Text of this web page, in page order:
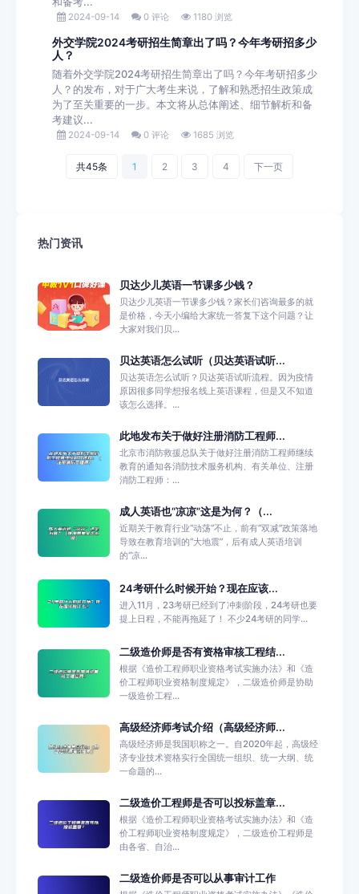
2024-09-14 0 评论 1180 浏览
外交学院2024考研招生简章出了吗？今年考研招多少
人？
随着外交学院2024考研招生简章出了吗？今年考研招多少
人？的发布，对于广大考生来说，了解和熟悉招生政策成
为了至关重要的一步。本文将从总体阐述、细节解析和备
考建议...
2024-09-14 0 评论 1685 浏览
共45条 1 2 3 4 下一页
热门资讯
贝达少儿英语一节课多少钱？
贝达少儿英语一节课多少钱？家长们咨询最多的就
是价格，今天小编给大家统一答复下这个问题？让
大家对我们贝...
贝达英语怎么试听（贝达英语试听...
贝达英语怎么试听？贝达英语试听流程。因为疫情
原因很多同学想报名线上英语课程，但是又不知道
该怎么选择。...
此地发布关于做好注册消防工程师...
北京市消防救援总队关于做好注册消防工程师继续
教育的通知各消防技术服务机构、有关单位、注册
消防工程师：...
成人英语也“凉凉”这是为何？（...
近期关于教育行业“动荡”不止，前有“双减”政策落地
导致在教育培训的“大地震”，后有成人英语培训
的“凉...
24考研什么时候开始？现在应该...
进入11月，23考研已经到了冲刺阶段，24考研也要
提上日程，不能再拖延了！ 不少24考研的同学...
二级造价师是否有资格审核工程结...
根据《造价工程师职业资格考试实施办法》和《造
价工程师职业资格制度规定》，二级造价师是协助
一级造价工程...
高级经济师考试介绍（高级经济师...
高级经济师是我国职称之一。自2020年起，高级经
济专业技术资格实行全国统一组织、统一大纲、统
一命题的...
二级造价工程师是否可以投标盖章...
根据《造价工程师职业资格考试实施办法》和《造
价工程师职业资格制度规定》，二级造价工程师是
由各省、自治...
二级造价师是否可以从事审计工作